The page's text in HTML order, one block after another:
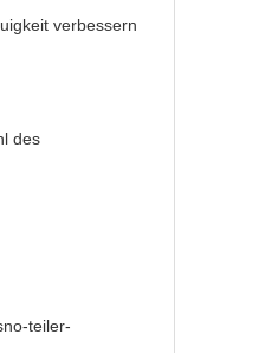
verbessern
des
teiler-